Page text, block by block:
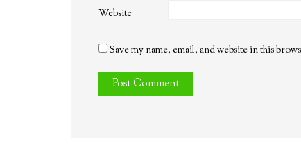
Website
Save my name, email, and website in this